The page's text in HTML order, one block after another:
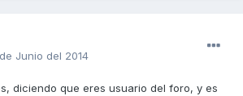
de Junio del 2014
diciendo que eres usuario del foro, y es